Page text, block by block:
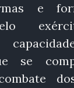
e
se